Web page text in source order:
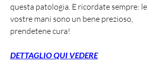
questa patologia. E ricordate sempre: le
vostre mani sono un bene prezioso,
prendetene cura!
DETTAGLIO QUI VEDERE